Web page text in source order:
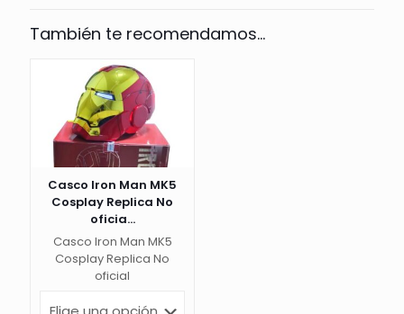
También te recomendamos…
Casco Iron Man MK5
Cosplay Replica No
oficia...
Casco Iron Man MK5
Cosplay Replica No
oficial